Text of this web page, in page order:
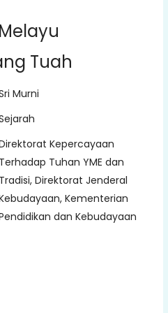
Tuah
Murni
Kepercayaan
Terhadap Tuhan YME dan
Tradisi, Direktorat Jenderal
Kementerian
dan Kebudayaan